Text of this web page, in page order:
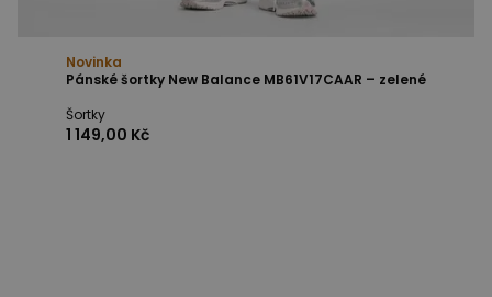
Novinka
Pánské šortky New Balance MB61V17CAAR – zelené
Šortky
1 149,00 Kč